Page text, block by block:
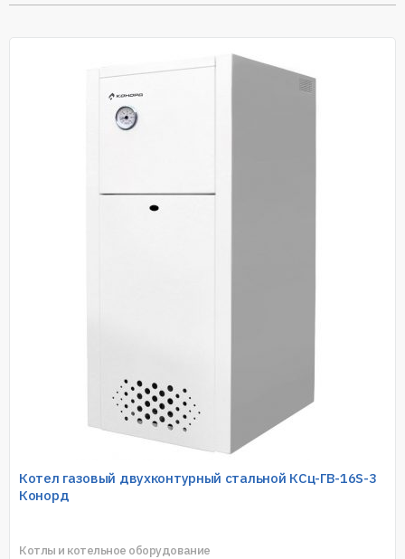
Котел газовый двухконтурный стальной КСц-ГВ-16S-3
Конорд
Котлы и котельное оборудование